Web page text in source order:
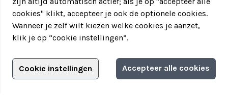
Filter jouw teamuitstapje!
Adverteren?
Adverteerdersopties
cookies" klikt, accepteer je ook de optionele cookies.
Wanneer je zelf wilt kiezen welke cookies je aanzet,
klik je op “cookie instellingen”.
Cookie instellingen Accepteer alle cookies